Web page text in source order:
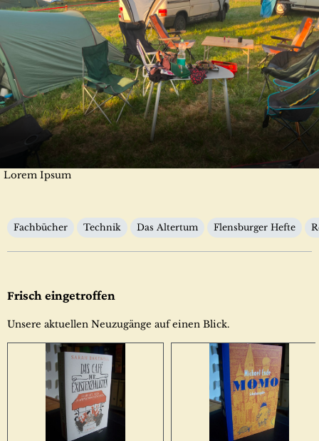
Lorem Ipsum
Fachbücher Technik Das Altertum Flensburger Hefte
Frisch eingetroffen
Unsere aktuellen Neuzugänge auf einen Blick.